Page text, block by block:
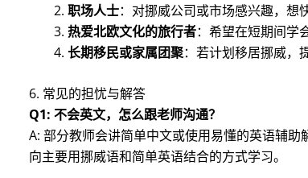
职场人士：对挪威公司或市场感兴趣，想
热爱北欧文化的旅行者：希望在短期间学
长期移民或家属团聚：若计划移居挪威，
6. 常见的担忧与解答
Q1: 不会英文，怎么跟老师沟通？
A: 部分教师会讲简单中文或使用易懂的英语辅
向主要用挪威语和简单英语结合的方式学习。